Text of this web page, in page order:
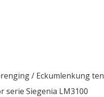
/ Eckumlenkung ten
serie Siegenia LM3100